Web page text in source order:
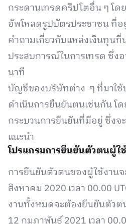
กระดานเทรดคริปโตอื่น ๆ โด
อัพโหลดรูปบัตรประชาชน ที่
คำถามเกี่ยวกับแหล่งเงินทุนที่
ประสบการณ์ในการเทรด ซึ่ง
นาที
บัญชีของบริษัทต่าง ๆ ที่มาใช้
ดำเนินการยืนยันตนเช่นกัน โ
กระบวนการยืนยันที่มีอยู่ ซึ่ง
แนะนำ
โปรแกรมการยืนยันตัวตนผู้ใช้
การยืนยันตัวตนของผู้ใช้งานจ
สิงหาคม 2020 เวลา 00.00
งานทั้งหมดจะต้องยืนยันตัวต
12 กุมภาพันธ์ 2021 เวลา